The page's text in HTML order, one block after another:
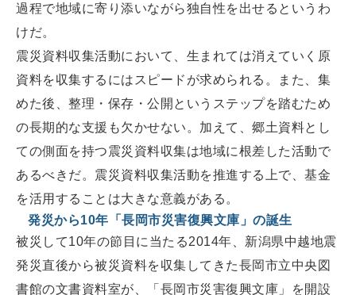
過程で地域に寄り添いながら独自性を出せるというわ
けだ。
震災資料収集活動において、生まれては消えていく原
資料を収集するにはスピードが求められる。また、集
めた後、整理・保存・公開というステップを踏むため
の長期的な支援も欠かせない。加えて、郷土資料とし
ての側面を持つ震災資料収集は地域に根差した活動で
あるべきだ。震災資料収集活動を推進する上で、基金
を活用することは大きな意義がある。
発災から10年「長岡市災害復興文庫」の誕生
被災して10年の節目に当たる2014年、新潟県中越地震
発災直後から被災資料を収集してきた長岡市立中央図
書館の文書資料室が、「長岡市災害復興文庫」を開設